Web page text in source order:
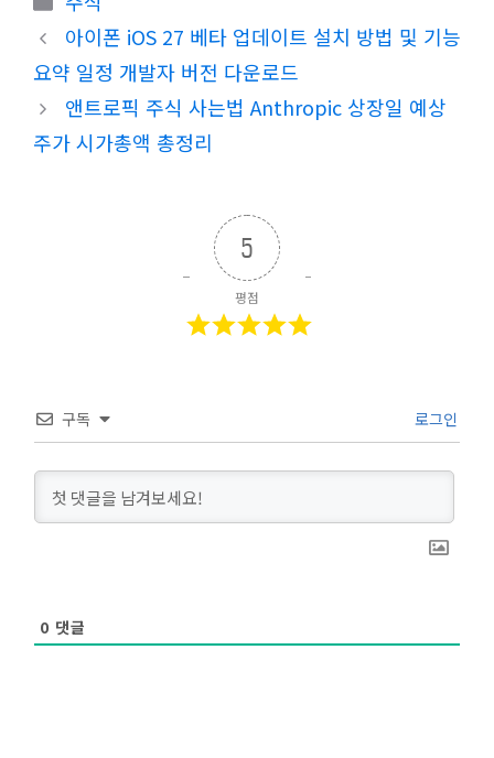
테
고
리
아이폰 iOS 27 베타 업데이트 설치 방법 및 기능
요약 일정 개발자 버전 다운로드
앤트로픽 주식 사는법 Anthropic 상장일 예상
주가 시가총액 총정리
5
평점
구독 로그인
0 댓글